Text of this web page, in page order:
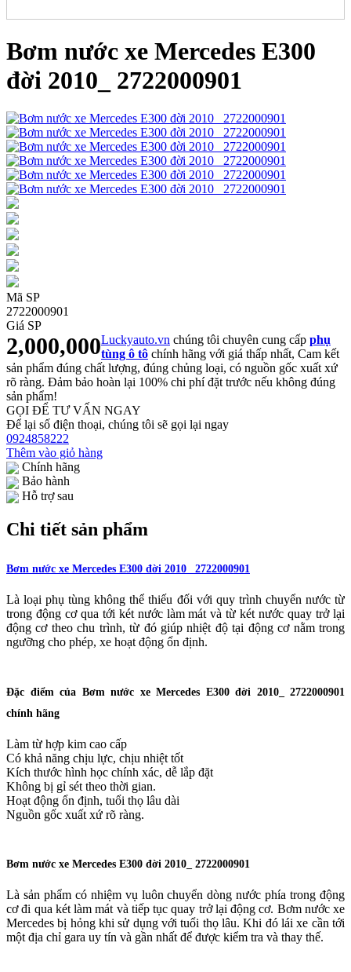
Bơm nước xe Mercedes E300
đời 2010_ 2722000901
Mã SP
2722000901
Giá SP
2,000,000Luckyauto.vn chúng tôi chuyên cung cấp phụ
tùng ô tô chính hãng với giá thấp nhất, Cam kết
sản phẩm đúng chất lượng, đúng chủng loại, có nguồn gốc xuất xứ
rõ ràng. Đảm bảo hoàn lại 100% chi phí đặt trước nếu không đúng
sản phẩm!
GỌI ĐỂ TƯ VẤN NGAY
Để lại số điện thoại, chúng tôi sẽ gọi lại ngay
0924858222
Thêm vào giỏ hàng
Chính hãng
Bảo hành
Hỗ trợ sau
Chi tiết sản phẩm
Bơm nước xe Mercedes E300 đời 2010_ 2722000901
​Là loại phụ tùng không thể thiếu đối với quy trình chuyển nước từ
trong động cơ qua tới két nước làm mát và từ két nước quay trở lại
động cơ theo chu trình, từ đó giúp nhiệt độ tại động cơ nằm trong
ngưỡng cho phép, xe hoạt động ổn định.
Đặc điểm của Bơm nước xe Mercedes E300 đời 2010_ 2722000901
chính hãng
Làm từ hợp kim cao cấp
Có khả năng chịu lực, chịu nhiệt tốt
Kích thước hình học chính xác, dễ lắp đặt
Không bị gỉ sét theo thời gian.
Hoạt động ổn định, tuổi thọ lâu dài
Nguồn gốc xuất xứ rõ ràng.
Bơm nước xe Mercedes E300 đời 2010_ 2722000901
Là sản phẩm có nhiệm vụ luôn chuyển dòng nước phía trong động
cơ đi qua két làm mát và tiếp tục quay trở lại động cơ. Bơm nước xe
Mercedes bị hỏng khi sử dụng với tuổi thọ lâu. Khi đó lái xe cần tới
một địa chỉ gara uy tín và gần nhất để được kiểm tra và thay thế.